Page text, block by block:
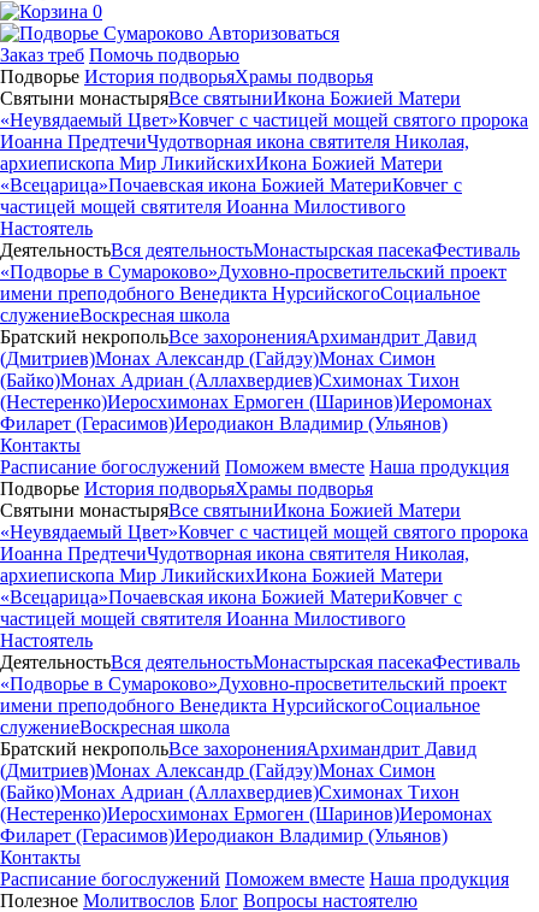
0
Авторизоваться
Заказ треб Помочь подворью
Подворье История подворьяХрамы подворья
Святыни монастыряВсе святыниИкона Божией Матери
«Неувядаемый Цвет»Ковчег с частицей мощей святого пророка
Иоанна ПредтечиЧудотворная икона святителя Николая,
архиепископа Мир ЛикийскихИкона Божией Матери
«Всецарица»Почаевская икона Божией МатериКовчег с
частицей мощей святителя Иоанна Милостивого
Настоятель
ДеятельностьВся деятельностьМонастырская пасекаФестиваль
«Подворье в Сумароково»Духовно-просветительский проект
имени преподобного Венедикта НурсийскогоСоциальное
служениеВоскресная школа
Братский некропольВсе захороненияАрхимандрит Давид
(Дмитриев)Монах Александр (Гайдэу)Монах Симон
(Байко)Монах Адриан (Аллахвердиев)Схимонах Тихон
(Нестеренко)Иеросхимонах Ермоген (Шаринов)Иеромонах
Филарет (Герасимов)Иеродиакон Владимир (Ульянов)
Контакты
Расписание богослужений Поможем вместе Наша продукция
Подворье История подворьяХрамы подворья
Святыни монастыряВсе святыниИкона Божией Матери
«Неувядаемый Цвет»Ковчег с частицей мощей святого пророка
Иоанна ПредтечиЧудотворная икона святителя Николая,
архиепископа Мир ЛикийскихИкона Божией Матери
«Всецарица»Почаевская икона Божией МатериКовчег с
частицей мощей святителя Иоанна Милостивого
Настоятель
ДеятельностьВся деятельностьМонастырская пасекаФестиваль
«Подворье в Сумароково»Духовно-просветительский проект
имени преподобного Венедикта НурсийскогоСоциальное
служениеВоскресная школа
Братский некропольВсе захороненияАрхимандрит Давид
(Дмитриев)Монах Александр (Гайдэу)Монах Симон
(Байко)Монах Адриан (Аллахвердиев)Схимонах Тихон
(Нестеренко)Иеросхимонах Ермоген (Шаринов)Иеромонах
Филарет (Герасимов)Иеродиакон Владимир (Ульянов)
Контакты
Расписание богослужений Поможем вместе Наша продукция
Полезное Молитвослов Блог Вопросы настоятелю